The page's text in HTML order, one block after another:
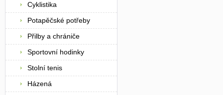
Cyklistika
Potapěčské potřeby
Přilby a chrániče
Sportovní hodinky
Stolní tenis
Házená